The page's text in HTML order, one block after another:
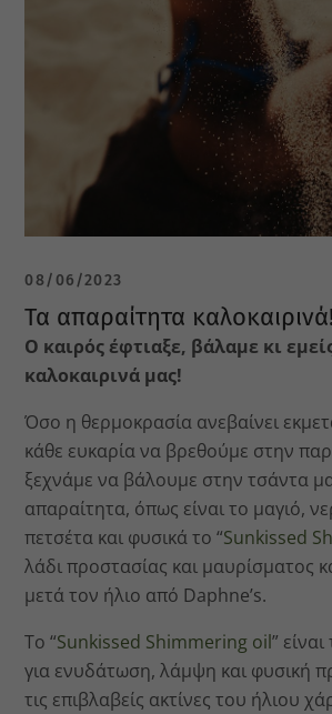
08/06/2023
Τα απαραίτητα καλοκαιρινά!
Ο καιρός έφτιαξε, βάλαμε κι
καλοκαιρινά μας!
Όσο η θερμοκρασία ανεβαίνει
κάθε ευκαρία να βρεθούμε στην
ξεχνάμε να βάλουμε στην τσάντα
απαραίτητα, όπως είναι το μαγιό,
πετσέτα και φυσικά το “Sunkissed
λάδι προστασίας και μαυρίσματος
μετά τον ήλιο από Daphne’s.
Το “Sunkissed Shimmering oil”
για ενυδάτωση, λάμψη και φυσική
τις επιβλαβείς ακτίνες του ήλιου